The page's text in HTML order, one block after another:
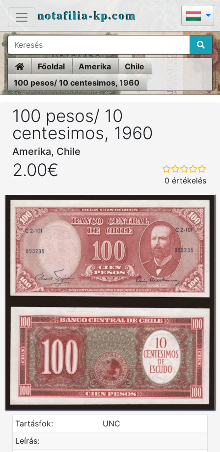
notafilia-kp.com
HomeFőoldal Amerika
Chile
100 pesos/ 10 centesimos, 1960
100 pesos/ 10
centesimos, 1960
Amerika, Chile
2.00€
0 értékelés
Tartásfok:
UNC
Leírás: